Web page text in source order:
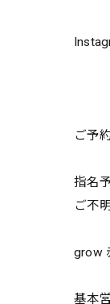
ご予
指名
ご不
grow
基本